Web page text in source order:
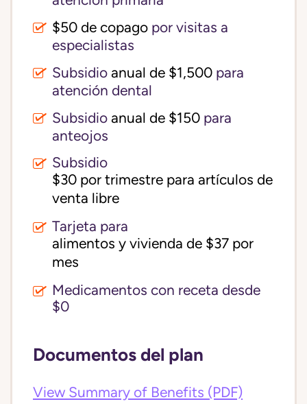
$50 de copago por visitas a
especialistas
Subsidio anual de $1,500 para
atención dental
Subsidio anual de $150 para
anteojos
Subsidio
$30 por trimestre para artículos de
venta libre
Tarjeta para
alimentos y vivienda de $37 por
mes
Medicamentos con receta desde
$0
Documentos del plan
View Summary of Benefits (PDF)